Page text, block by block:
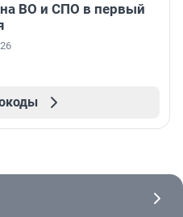
ВО и СПО в первый